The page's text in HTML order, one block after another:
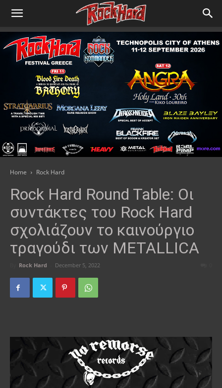
Home Rock Hard
Rock Hard Round Table: Οι
συντάκτες του Rock Hard
σχολιάζουν το καινούργιο
τραγούδι των METALLICA
Rock Hard December 5, 2022